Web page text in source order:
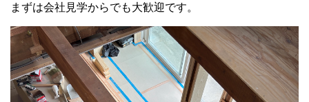
まずは会社見学からでも大歓迎です。